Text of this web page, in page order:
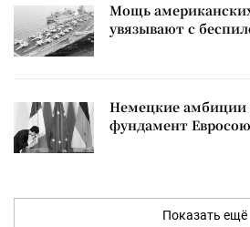
Мощь
увязывают с
Немецкие
фундамент
Показать ещё